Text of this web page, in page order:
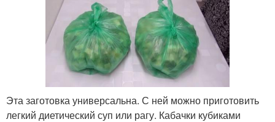
Эта заготовка универсальна. С ней можно приготовить
легкий диетический суп или рагу. Кабачки кубиками